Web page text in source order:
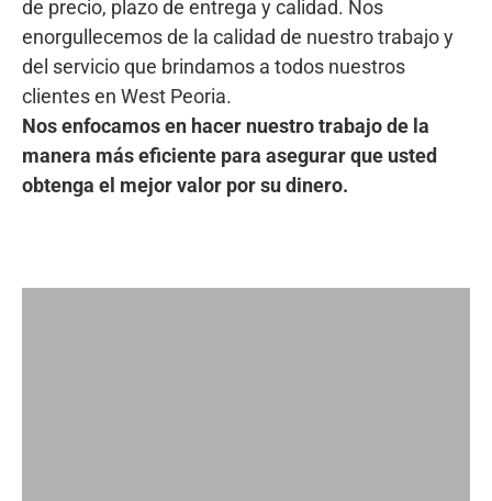
de precio, plazo de entrega y calidad. Nos
enorgullecemos de la calidad de nuestro trabajo y
del servicio que brindamos a todos nuestros
clientes en West Peoria.
Nos enfocamos en hacer nuestro trabajo de la
manera más eficiente para asegurar que usted
obtenga el mejor valor por su dinero.